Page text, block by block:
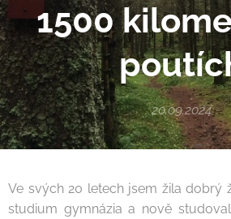
1500
20.09.2024
Ve svých 20 letech jsem žila dobrý
studium gymnázia a nově